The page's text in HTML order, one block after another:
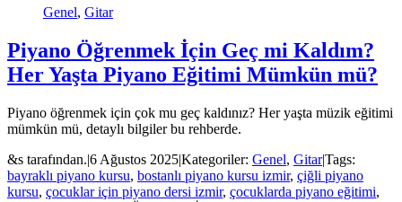
Genel, Gitar
Piyano Öğrenmek İçin Geç mi Kaldım?
Her Yaşta Piyano Eğitimi Mümkün mü?
Piyano öğrenmek için çok mu geç kaldınız? Her yaşta müzik eğitimi
mümkün mü, detaylı bilgiler bu rehberde.
&s tarafından.|6 Ağustos 2025|Kategoriler: Genel, Gitar|Tags:
bayraklı piyano kursu, bostanlı piyano kursu izmir, çiğli piyano
kursu, çocuklar için piyano dersi izmir, çocuklarda piyano eğitimi,